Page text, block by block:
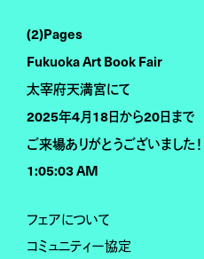
(2)Pages
Fukuoka Art Book Fair
太宰府天満宮にて
2025年4月18日から20日まで
ご来場ありがとうございました！
1:05:04 AM
フェアについて
コミュニティー協定